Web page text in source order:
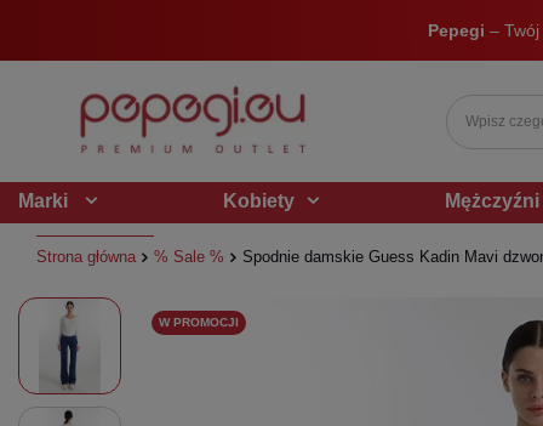
Pepegi –
Marki Kobiety Mężczyźni
Strona główna % Sale % Spodnie damskie Guess Kadin Mavi
W PROMOCJI